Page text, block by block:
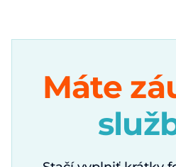
Máte